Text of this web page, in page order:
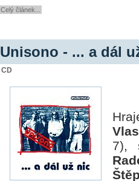
Celý článek...
Unisono - ... a dál
CD
7),